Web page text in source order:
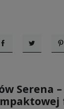
Tweetuj
Serena